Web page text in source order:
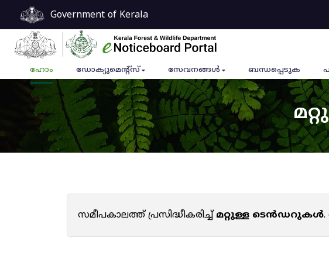
Government of Kerala
ഹോം ഡോക്യുമെൻ്റ്സ് സേവനങ്ങൾ ബന്ധപ്പെടുക
സമീപകാലത്ത് പ്രസിദ്ധീകരിച്ച്മറ്റുള്ള ടെൻഡറുകൾ.